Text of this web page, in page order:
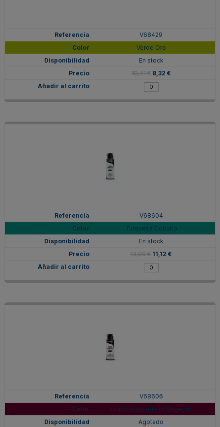
V68429
Verde Oro
En stock
10,41 € 8,32 €
V68604
Turquesa Cobalto
En stock
13,90 € 11,12 €
V68606
Rojo Quinacridona Magenta
Agotado